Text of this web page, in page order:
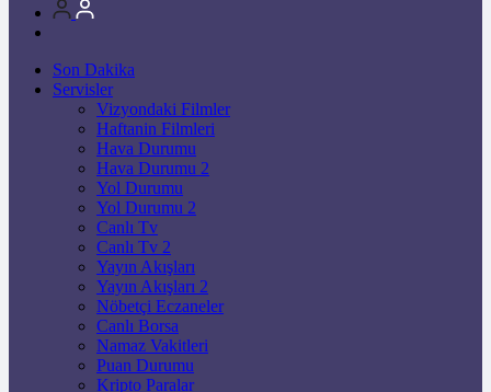
Son Dakika
Servisler
Vizyondaki Filmler
Haftanin Filmleri
Hava Durumu
Hava Durumu 2
Yol Durumu
Yol Durumu 2
Canlı Tv
Canlı Tv 2
Yayın Akışları
Yayın Akışları 2
Nöbetçi Eczaneler
Canlı Borsa
Namaz Vakitleri
Puan Durumu
Kripto Paralar